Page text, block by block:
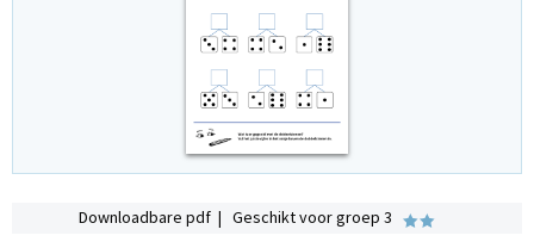
Downloadbare pdf | Geschikt voor groep 3